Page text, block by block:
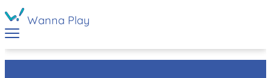
Wanna Play